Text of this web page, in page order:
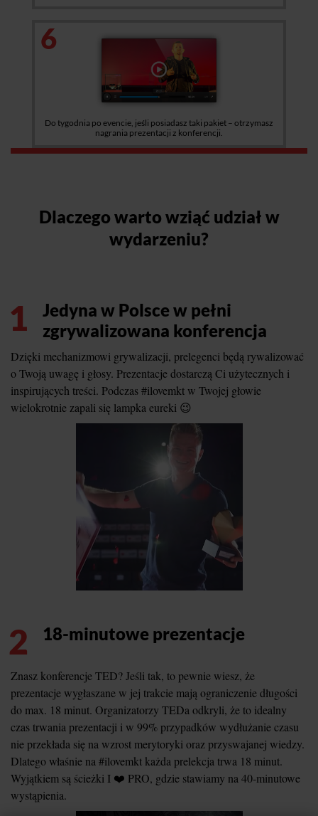
6
Do tygodnia po evencie, jeśli posiadasz taki pakiet – otrzymasz
nagrania prezentacji z konferencji.
Dlaczego warto wziąć udział w
wydarzeniu?
1
Jedyna w Polsce w pełni
zgrywalizowana konferencja
Dzięki mechanizmowi grywalizacji, prelegenci będą rywalizować
o Twoją uwagę i głosy. Prezentacje dostarczą Ci użytecznych i
inspirujących treści. Podczas #ilovemkt w Twojej głowie
wielokrotnie zapali się lampka eureki 😉
2 18-minutowe prezentacje
Znasz konferencje TED? Jeśli tak, to pewnie wiesz, że
prezentacje wygłaszane w jej trakcie mają ograniczenie długości
do max. 18 minut. Organizatorzy TEDa odkryli, że to idealny
czas trwania prezentacji i w 99% przypadków wydłużanie czasu
nie przekłada się na wzrost merytoryki oraz przyswajanej wiedzy.
Dlatego właśnie na #ilovemkt każda prelekcja trwa 18 minut.
Wyjątkiem są ścieżki I ❤️ PRO, gdzie stawiamy na 40-minutowe
wystąpienia.